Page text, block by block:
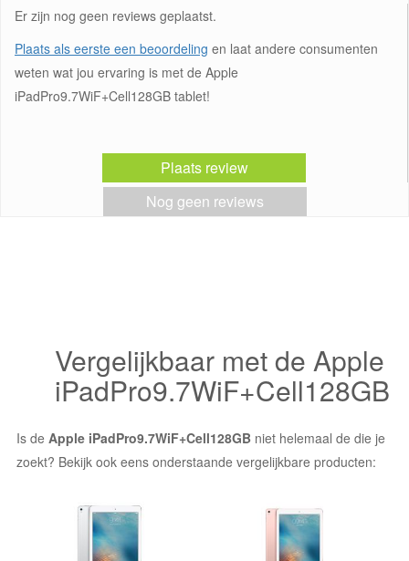
Er zijn nog geen reviews geplaatst.
Plaats als eerste een beoordeling en laat andere consumenten
weten wat jou ervaring is met de Apple
iPadPro9.7WiF+Cell128GB tablet!
Plaats review
Nog geen reviews
Vergelijkbaar met de Apple
iPadPro9.7WiF+Cell128GB
Is de Apple iPadPro9.7WiF+Cell128GB niet helemaal de die je
zoekt? Bekijk ook eens onderstaande vergelijkbare producten: